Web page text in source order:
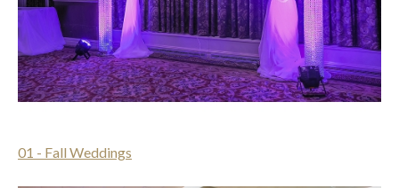
01 - Fall Weddings